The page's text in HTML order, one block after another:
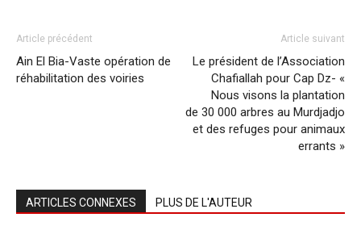
Article précédent
Ain El Bia-Vaste opération de
réhabilitation des voiries
Article suivant
Le président de l’Association
Chafiallah pour Cap Dz- «
Nous visons la plantation
de 30 000 arbres au Murdjadjo
et des refuges pour animaux
errants »
ARTICLES CONNEXES PLUS DE L'AUTEUR